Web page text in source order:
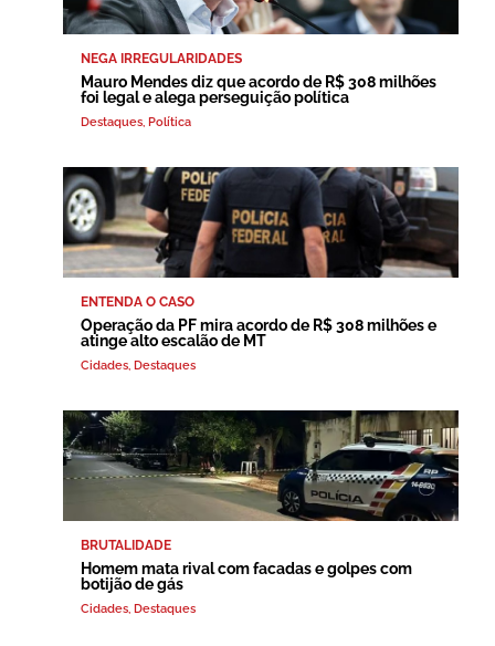
NEGA IRREGULARIDADES
Mauro Mendes diz que acordo de R$ 308 milhões
foi legal e alega perseguição política
Destaques, Política
ENTENDA O CASO
Operação da PF mira acordo de R$ 308 milhões e
atinge alto escalão de MT
Cidades, Destaques
BRUTALIDADE
Homem mata rival com facadas e golpes com
botijão de gás
Cidades, Destaques